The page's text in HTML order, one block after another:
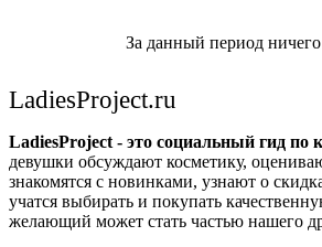
За данный период
LadiesProject.ru
LadiesProject - это социальный гид по
девушки обсуждают косметику,
знакомятся с новинками, узнают о
учатся выбирать и покупать
желающий может стать частью нашего